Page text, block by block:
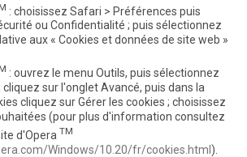
: choisissez Safari > Préférences puis
ou Confidentialité ; puis sélectionnez
aux « Cookies et données de site web »
: ouvrez le menu Outils, puis sélectionnez
cliquez sur l'onglet Avancé, puis dans la
cliquez sur Gérer les cookies ; choisissez
(pour plus d'information consultez
d'Opera TM
Windows/10.20/fr/cookies.html).